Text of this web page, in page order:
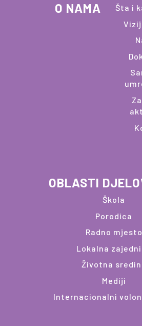
O NAMA
Šta i
OBLASTI
Škola
Porodica
Radno mjesto
Lokalna
Životna
Mediji
Internacionalni